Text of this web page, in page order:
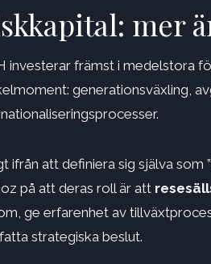
mer
investerar främst i medelstora
generationsväxling,
ifrån att definiera sig själva som
på att deras roll är att
ge erfarenhet av
strategiska beslut.